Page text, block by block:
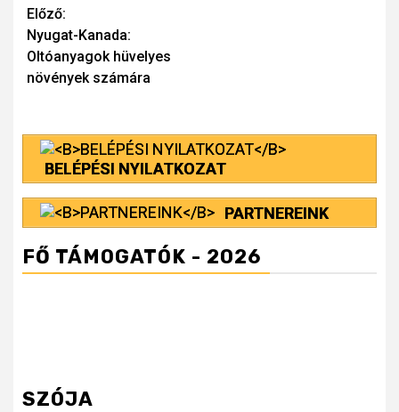
Continue
Reading
Előző:
Nyugat-Kanada:
Oltóanyagok hüvelyes
növények számára
BELÉPÉSI NYILATKOZAT
PARTNEREINK
FŐ TÁMOGATÓK - 2026
SZÓJA